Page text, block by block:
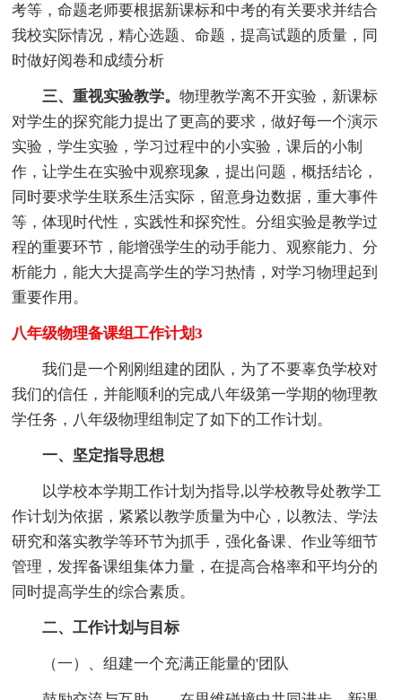
考等，命题老师要根据新课标和中考的有关要求并结合
我校实际情况，精心选题、命题，提高试题的质量，同
时做好阅卷和成绩分析
三、重视实验教学。物理教学离不开实验，新课标
对学生的探究能力提出了更高的要求，做好每一个演示
实验，学生实验，学习过程中的小实验，课后的小制
作，让学生在实验中观察现象，提出问题，概括结论，
同时要求学生联系生活实际，留意身边数据，重大事件
等，体现时代性，实践性和探究性。分组实验是教学过
程的重要环节，能增强学生的动手能力、观察能力、分
析能力，能大大提高学生的学习热情，对学习物理起到
重要作用。
八年级物理备课组工作计划3
我们是一个刚刚组建的团队，为了不要辜负学校对
我们的信任，并能顺利的完成八年级第一学期的物理教
学任务，八年级物理组制定了如下的工作计划。
一、坚定指导思想
以学校本学期工作计划为指导,以学校教导处教学工
作计划为依据，紧紧以教学质量为中心，以教法、学法
研究和落实教学等环节为抓手，强化备课、作业等细节
管理，发挥备课组集体力量，在提高合格率和平均分的
同时提高学生的综合素质。
二、工作计划与目标
（一）、组建一个充满正能量的'团队